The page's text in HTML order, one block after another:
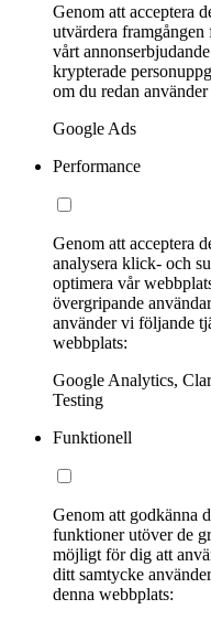
Genom att acceptera
utvärdera
vårt
krypterade
om du redan använder
Google Ads
Performance
Genom att acceptera
analysera klick- och
optimera vår
övergripande
använder vi följande
webbplats:
Google Analytics,
Testing
Funktionell
Genom att godkänna
funktioner utöver de
möjligt för dig att
ditt samtycke
denna webbplats: